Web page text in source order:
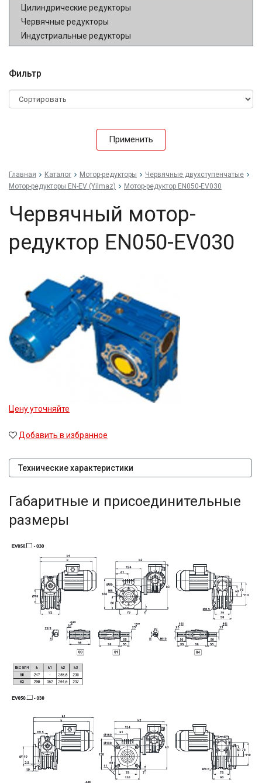
Цилиндрические редукторы
Червячные редукторы
Индустриальные редукторы
Фильтр
Применить
Главная Каталог Мотор-редукторы
Червячные двухступенчатые
Мотор-редукторы EN-EV (Yilmaz)
Мотор-редуктор EN050-EV030
Червячный мотор-
редуктор EN050-EV030
Цену уточняйте
Добавить в избранное
Технические характеристики
Габаритные и присоединительные
размеры